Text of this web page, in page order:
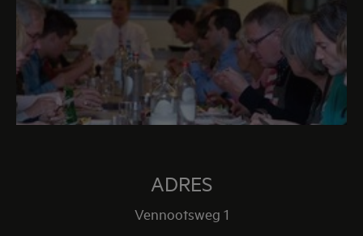
ADRES
Vennootsweg 1